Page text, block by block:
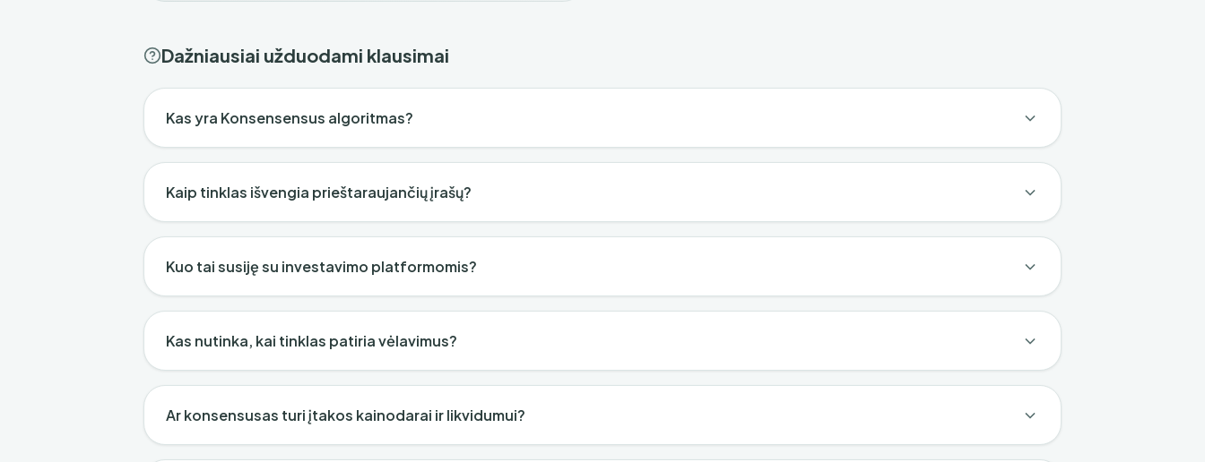
Dažniausiai užduodami klausimai
Kas yra Konsensensus algoritmas?
Kaip tinklas išvengia prieštaraujančių įrašų?
Kuo tai susiję su investavimo platformomis?
Kas nutinka, kai tinklas patiria vėlavimus?
Ar konsensusas turi įtakos kainodarai ir likvidumui?